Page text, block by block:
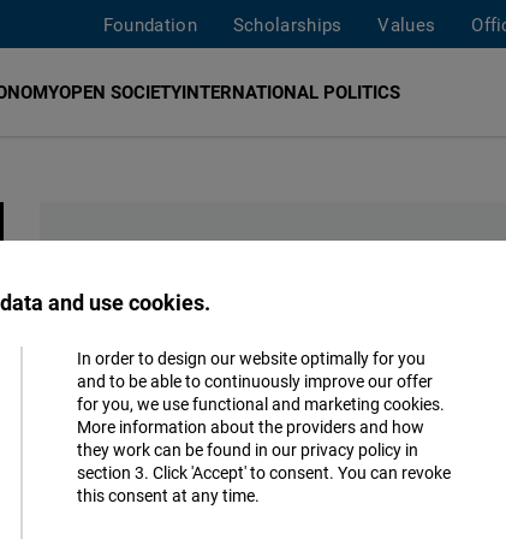
Foundation Scholarships Values
OPEN SOCIETYINTERNATIONAL POLITICS
Jüdisches Leben im Grindelviertel
Hamburg zu Fuß
Monday, 10.08.2026, 19:00 hrs virtuell
Die Gesellschaft läuft – aber sie trägt nicht
and use cookies.
In order to design our website optimally for you
and to be able to continuously improve our offer
for you, we use functional and marketing cookies.
More information about the providers and how
they work can be found in our privacy policy in
section 3. Click 'Accept' to consent. You can revoke
this consent at any time.
Matomo
Facebook
Accept